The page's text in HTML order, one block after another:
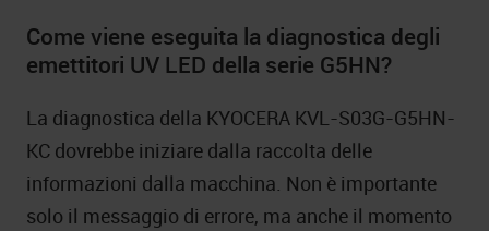
Come viene eseguita la diagnostica degli
emettitori UV LED della serie G5HN?
La diagnostica della KYOCERA KVL-S03G-G5HN-
KC dovrebbe iniziare dalla raccolta delle
informazioni dalla macchina. Non è importante
solo il messaggio di errore, ma anche il momento